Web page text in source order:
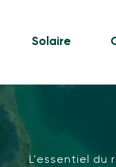
Solaire
L'essentiel du